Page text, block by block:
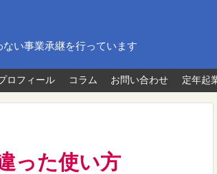
い事業承継を行っています
ロフィール コラム お問い合わせ 定年起
った使い方